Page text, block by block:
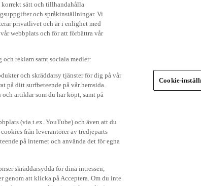
korrekt sätt och tillhandahålla
och språkinställningar. Vi
privatlivet och är i enlighet med
webbplats och för att förbättra vår
reklam samt sociala medier:
och skräddarsy tjänster för dig på vår
på ditt surfbeteende på vår hemsida.
artiklar som du har köpt, samt på
(via t.ex. YouTube) och även att du
från leverantörer av tredjeparts
på internet och använda det för egna
skräddarsydda för dina intressen,
genom att klicka på Acceptera. Om du inte
Cookie-